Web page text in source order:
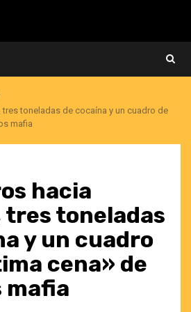
toneladas de cocaína y un cuadro de
mafia
hacia
tres toneladas
y un cuadro
cena» de
mafia